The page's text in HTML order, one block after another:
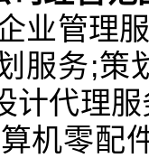
业管理
服务;策
计代理
机零配